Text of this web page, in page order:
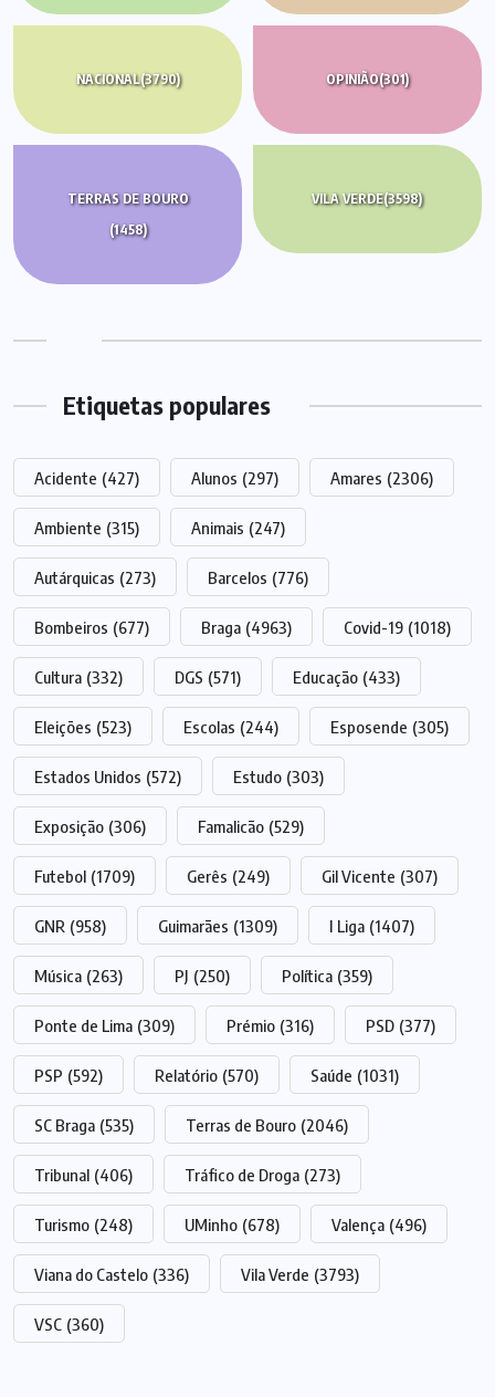
NACIONAL(3790) OPINIÃO(301)
TERRAS DE BOURO
(1458)
VILA VERDE(3598)
Etiquetas populares
Acidente (427) Alunos (297) Amares (2306)
Ambiente (315) Animais (247)
Autárquicas (273) Barcelos (776)
Bombeiros (677) Braga (4963) Covid-19 (1018)
Cultura (332) DGS (571) Educação (433)
Eleições (523) Escolas (244) Esposende (305)
Estados Unidos (572) Estudo (303)
Exposição (306) Famalicão (529)
Futebol (1709) Gerês (249) Gil Vicente (307)
GNR (958) Guimarães (1309) I Liga (1407)
Música (263) PJ (250) Política (359)
Ponte de Lima (309) Prémio (316) PSD (377)
PSP (592) Relatório (570) Saúde (1031)
SC Braga (535) Terras de Bouro (2046)
Tribunal (406) Tráfico de Droga (273)
Turismo (248) UMinho (678) Valença (496)
Viana do Castelo (336) Vila Verde (3793)
VSC (360)